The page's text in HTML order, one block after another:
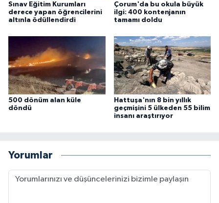
Sınav Eğitim Kurumları
derece yapan öğrencilerini
altınla ödüllendirdi
Çorum'da bu okula büyük
ilgi: 400 kontenjanın
tamamı doldu
500 dönüm alan küle
döndü
Hattuşa'nın 8 bin yıllık
geçmişini 5 ülkeden 55 bilim
insanı araştırıyor
Yorumlar